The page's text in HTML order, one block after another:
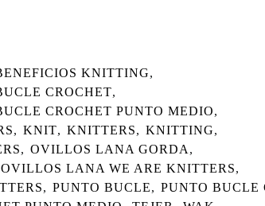
KNITTING,
CROCHET,
CROCHET PUNTO MEDIO,
, KNIT, KNITTERS, KNITTING,
, OVILLOS LANA GORDA ,
OVILLOS LANA WE ARE KNITTERS,
, PUNTO BUCLE, PUNTO BUCLE